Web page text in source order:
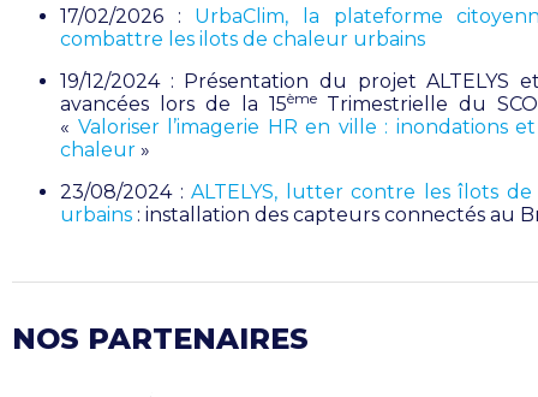
17/02/2026 : UrbaClim, la plateforme
combattre les ilots de chaleur urbains
19/12/2024 : Présentation du projet ALTELYS
avancées lors de la 15èmeTrimestrielle du
« Valoriser l’imagerie HR en ville : inondations
chaleur »
23/08/2024 : ALTELYS,
lutter contre les îlots de
urbains : installation des capteurs connectés au
NOS PARTENAIRES